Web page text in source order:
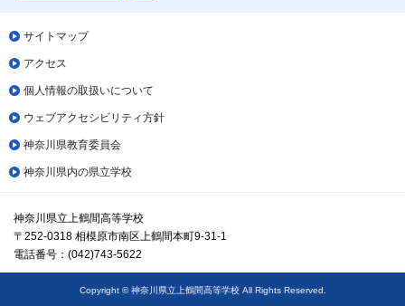
サイトマップ
アクセス
個人情報の取扱いについて
ウェブアクセシビリティ方針
神奈川県教育委員会
神奈川県内の県立学校
神奈川県立上鶴間高等学校
〒252-0318 相模原市南区上鶴間本町9-31-1
電話番号：(042)743-5622
Copyright © 神奈川県立上鶴間高等学校 All Rights Reserved.